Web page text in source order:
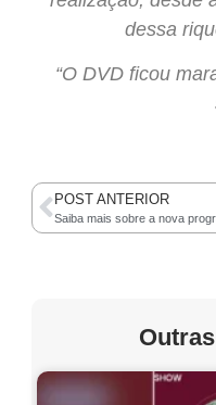
dessa
“O DVD ficou
POST ANTERIOR